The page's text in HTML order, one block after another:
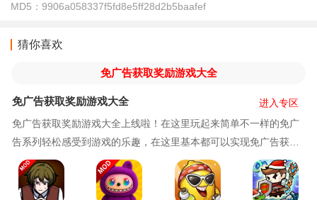
MD5： 9906a058337f5fd8e5ff28d2b5baafef
猜你喜欢
免广告获取奖励游戏大全
免广告获取奖励游戏大全
免广告获取奖励游戏大全上线啦！在这里玩起来简单不一样的免广
告系列轻松感受到游戏的乐趣，在这里基本都可以实现免广告获取
无限金币等等，物品都是不减反增的，记得来肥宅姬下载体验吧！
进入专区